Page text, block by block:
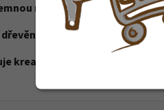
motoriku– děti skládají,
provedení
– příjemné a
kreativitu